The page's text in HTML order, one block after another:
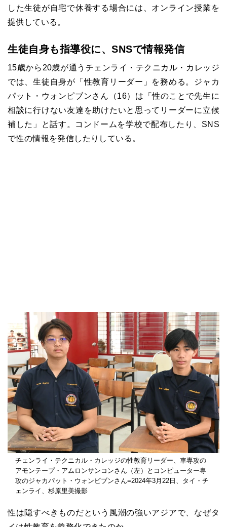
した生徒が自宅で休養する場合には、オンライン授業を
提供している。
生徒自身も指導役に、SNSで情報発信
15歳から20歳が通うチェンライ・テクニカル・カレッジ
では、生徒自身が「性教育リーダー」を務める。ジャカ
パット・ウォンピブンさん（16）は「性のことで先生に
相談に行けない友達を助けたいと思ってリーダーに立候
補した」と話す。コンドームを学校で配布したり、SNS
で性の情報を発信したりしている。
チェンライ・テクニカル・カレッジの性教育リーダー、車専攻の
アモンテープ・アムロンサンコンさん（左）とコンピューター専
攻のジャカパット・ウォンビブンさん=2024年3月22日、タイ・チ
ェンライ、杉原里美撮影
性は隠すべきものだという風潮の強いアジアで、なぜタ